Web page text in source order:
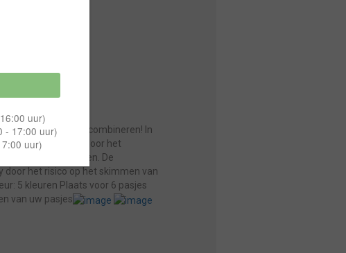
en stijl te combineren! In
te halen. Door het
of tas mee te nemen. De
het risico op het skimmen van
5 kleuren Plaats voor 6 pasjes
van uw pasjes